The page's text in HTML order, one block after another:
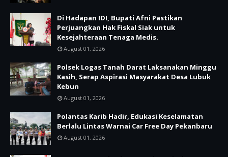
Di Hadapan IDI, Bupati Afni Pastikan
Perjuangkan Hak Fiskal Siak untuk
Kesejahteraan Tenaga Medis.
August 01, 2026
Polsek Logas Tanah Darat Laksanakan Minggu
Kasih, Serap Aspirasi Masyarakat Desa Lubuk
Kebun
August 01, 2026
Polantas Karib Hadir, Edukasi Keselamatan
Berlalu Lintas Warnai Car Free Day Pekanbaru
August 01, 2026